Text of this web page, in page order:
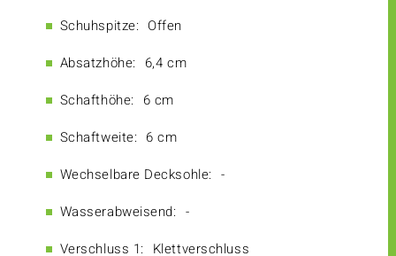
Schuhspitze: Offen
Absatzhöhe: 6,4 cm
Schafthöhe: 6 cm
Schaftweite: 6 cm
Wechselbare Decksohle: -
Wasserabweisend: -
Verschluss 1: Klettverschluss